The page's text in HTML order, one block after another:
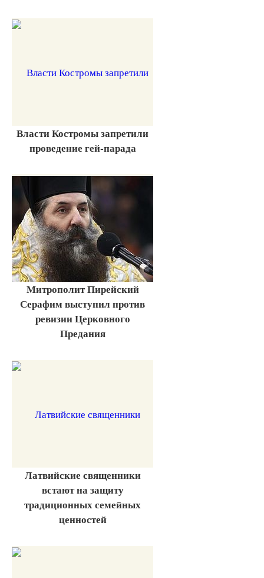
Власти Костромы запретили
проведение гей-парада
Митрополит Пирейский
Серафим выступил против
ревизии Церковного
Предания
Латвийские священники
встают на защиту
традиционных семейных
ценностей